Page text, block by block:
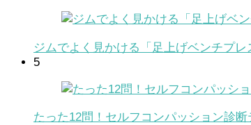
ジムでよく見かける「足上げベンチプ
5
たった12問！セルフコンパッション診